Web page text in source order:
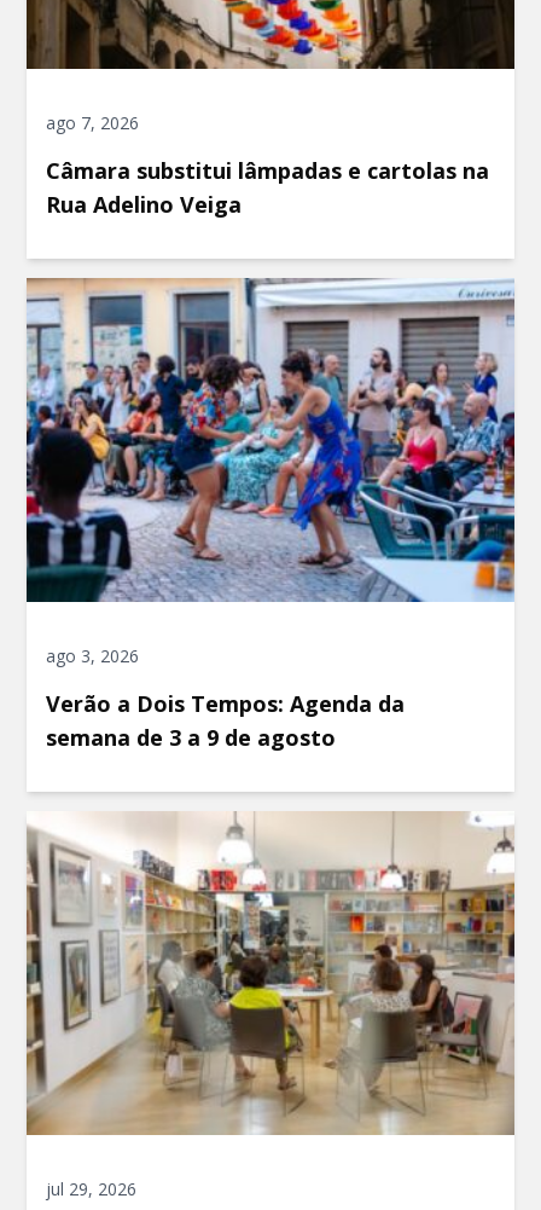
ago 7, 2026
Câmara substitui lâmpadas e cartolas na
Rua Adelino Veiga
ago 3, 2026
Verão a Dois Tempos: Agenda da
semana de 3 a 9 de agosto
jul 29, 2026